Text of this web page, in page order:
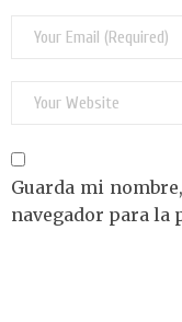
Guarda mi
navegador para la